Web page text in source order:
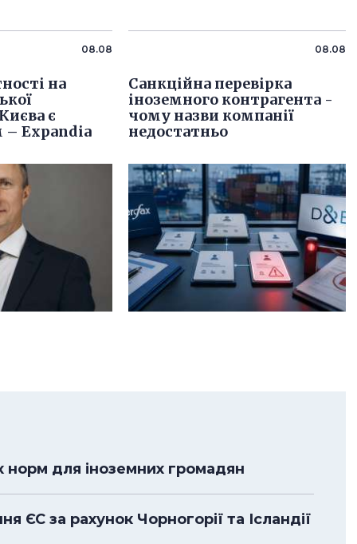
08.08
на
є
Expandia
08.08
Санкційна перевірка
іноземного контрагента -
чому назви компанії
недостатньо
норм для іноземних громадян
ЄС за рахунок Чорногорії та Ісландії